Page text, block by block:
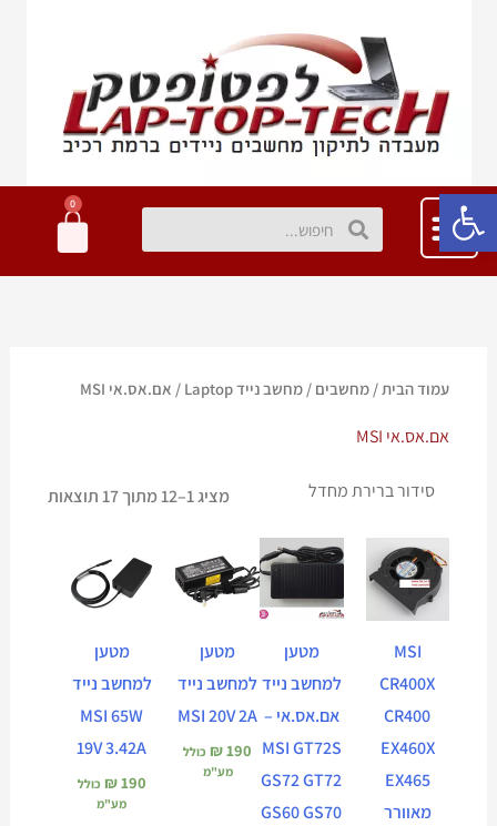
פתח סרגל נגישות חיפושחיפוש
0
עגלת
קניות
עמוד הבית/ מחשבים / מחשב נייד Laptop / אם.אס.אי MSI
אם.אס.אי MSI
מציג 1–12 מתוך 17 תוצאות
MSI
CR400X
CR400
EX460X
EX465
מאוורר
המקורי
היה:
₪ 340.
המחיר
הנוכחי
הוא:
₪ 250.
מטען
למחשב נייד
אם.אס.אי –
MSI GT72S
GS72 GT72
GS60 GS70
המחיר
המקורי
היה:
₪ 465.
המחיר
הנוכחי
הוא:
₪ 365.
מטען
למחשב נייד
MSI 20V 2A
₪190
כולל
מע"מ
מטען
למחשב נייד
MSI 65W
19V 3.42A
₪190
כולל
מע"מ